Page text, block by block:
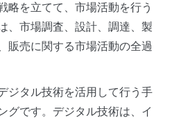
略を立てて、市場活動を行う
、市場調査、設計、調達、製
販売に関する市場活動の全過
ジタル技術を活用して行う手
グです。デジタル技術は、イ